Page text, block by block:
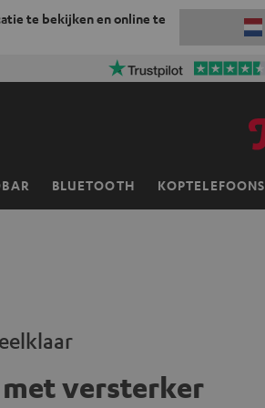
te bekijken en online te
BLUETOOTH KOPTELEFOONS
met versterker